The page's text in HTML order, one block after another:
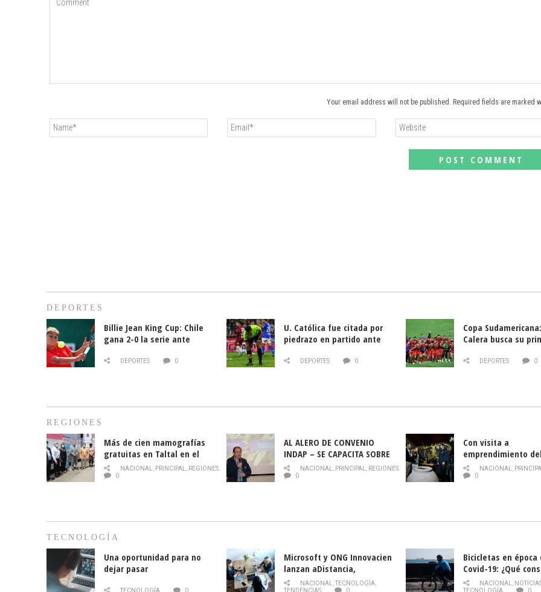
Your email address will not be published. Required fields are marked
DEPORTES
Billie Jean King Cup: Chile
gana 2-0 la serie ante
DEPORTES 0
U. Católica fue citada por
piedrazo en partido ante
DEPORTES 0
Copa
Calera busca su
DEPORTES 0
REGIONES
Más de cien mamografías
gratuitas en Taltal en el
mes de la prevención del
cáncer de mama
NACIONAL, PRINCIPAL, REGIONES
0
AL ALERO DE CONVENIO
INDAP – SE CAPACITA SOBRE
PLAGA DROSOPHILA SUZUKII
NACIONAL, PRINCIPAL, REGIONES
0
Con visita a
emprendimiento
y llamado al
historia campesina
NACIONAL,
0
TECNOLOGÍA
Una oportunidad para no
dejar pasar
TECNOLOGÍA 0
Microsoft y ONG Innovacien
lanzan aDistancia,
plataforma con cursos
NACIONAL,TECNOLOGÍA,
TENDENCIAS
0
Bicicletas en época
Covid-19: ¿Qué
momento de
NACIONAL,
TECNOLOGÍA
0